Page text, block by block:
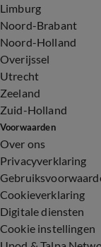
Limburg
Noord-Brabant
Noord-Holland
Overijssel
Utrecht
Zeeland
Zuid-Holland
Voorwaarden
Over ons
Privacyverklaring
Cookieverklaring
Digitale diensten
Cookie instellingen